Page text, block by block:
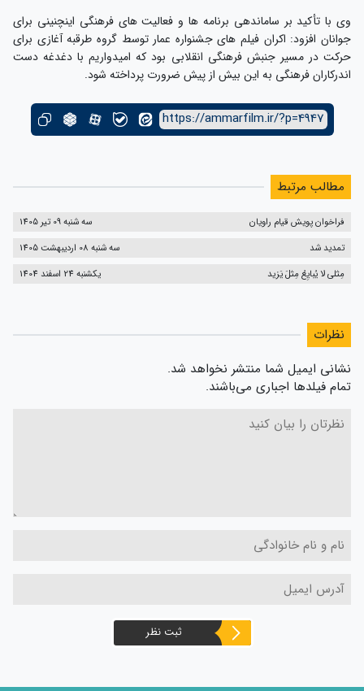
وی با تأکید بر ساماندهی برنامه ها و فعالیت های فرهنگی اینچنینی برای
جوانان افزود: اکران فیلم های جشنواره عمار توسط گروه طرقبه آغازی برای
حرکت در مسیر جنبش فرهنگی انقلابی بود که امیدواریم با دغدغه دست
اندرکاران فرهنگی به این بیش از پیش ضرورت پرداخته شود.
https://ammarfilm.ir/?p=4947
مطالب مرتبط
فراخوان پویش قیام راویان
سه شنبه 09 تیر 1405
تمدید شد
سه شنبه 08 اردیبهشت 1405
مِثلی لا یُبایِعُ مِثلَ یَزید
یکشنبه 24 اسفند 1404
نظرات
نشانی ایمیل شما منتشر نخواهد شد.
تمام فیلدها اجباری می‌باشند.
ثبت نظر